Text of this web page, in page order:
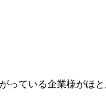
ている企業様がほ